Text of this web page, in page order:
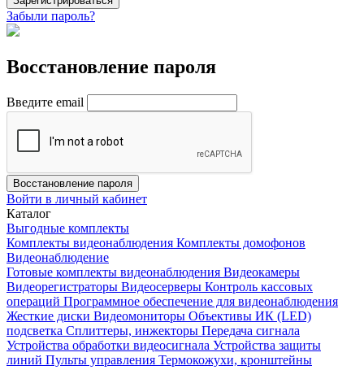
Забыли пароль?
Восстановление пароля
Введите email
Восстановление пароля
Войти в личный кабинет
Каталог
Выгодные комплекты
Комплекты видеонаблюдения Комплекты домофонов
Видеонаблюдение
Готовые комплекты видеонаблюдения Видеокамеры
Видеорегистраторы Видеосерверы Контроль кассовых
операций Программное обеспечение для видеонаблюдения
Жесткие диски Видеомониторы Объективы ИК (LED)
подсветка Сплиттеры, инжекторы Передача сигнала
Устройства обработки видеосигнала Устройства защиты
линий Пульты управления Термокожухи, кронштейны